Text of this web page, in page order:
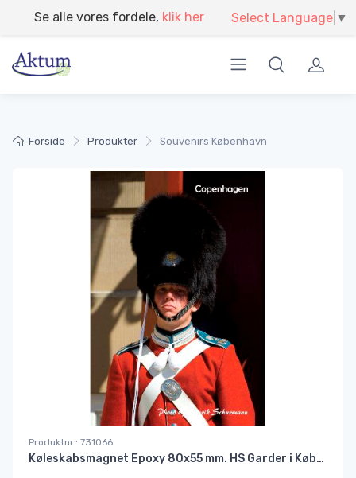
Select Language ▼
Modtag din egen miljørapport
Forside Produkter Souvenirs København
Produktnr.: 731066
Køleskabsmagnet Epoxy 80x55 mm. HS Garder i København//